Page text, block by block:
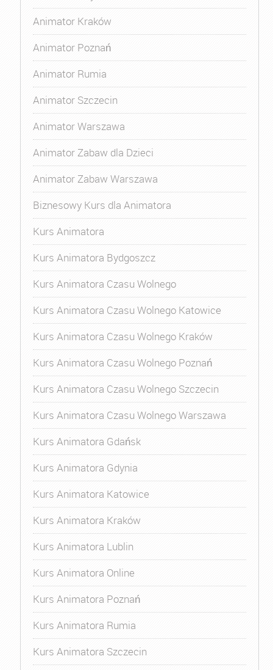
Animator Kraków
Animator Poznań
Animator Rumia
Animator Szczecin
Animator Warszawa
Animator Zabaw dla Dzieci
Animator Zabaw Warszawa
Biznesowy Kurs dla Animatora
Kurs Animatora
Kurs Animatora Bydgoszcz
Kurs Animatora Czasu Wolnego
Kurs Animatora Czasu Wolnego Katowice
Kurs Animatora Czasu Wolnego Kraków
Kurs Animatora Czasu Wolnego Poznań
Kurs Animatora Czasu Wolnego Szczecin
Kurs Animatora Czasu Wolnego Warszawa
Kurs Animatora Gdańsk
Kurs Animatora Gdynia
Kurs Animatora Katowice
Kurs Animatora Kraków
Kurs Animatora Lublin
Kurs Animatora Online
Kurs Animatora Poznań
Kurs Animatora Rumia
Kurs Animatora Szczecin